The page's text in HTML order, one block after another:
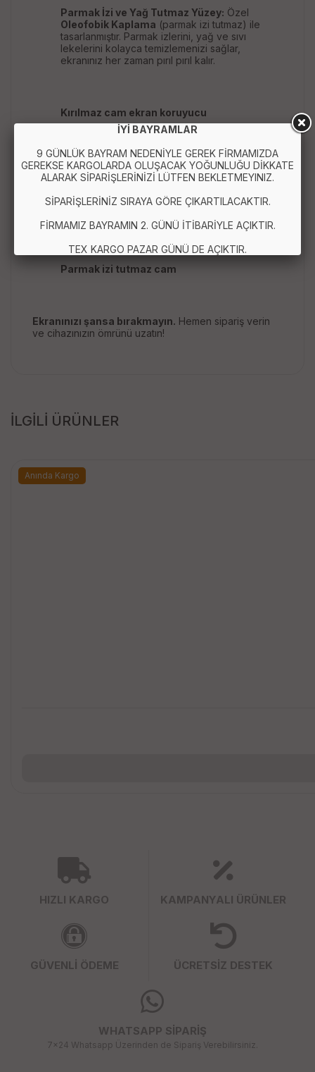
Parmak İzi ve Yağ Tutmaz Yüzey: Özel
Oleofobik Kaplama (parmak izi tutmaz) ile
tasarlanmıştır. Parmak izlerini, yağ ve sıvı
lekelerini kolayca temizlemenizi sağlar,
ekranınız her zaman pırıl pırıl kalır.
Kırılmaz cam ekran koruyucu
9H sertlik
HD Clear ekran koruyucu
Parmak izi tutmaz cam
Ekranınızı şansa bırakmayın. Hemen sipariş verin
ve cihazınızın ömrünü uzatın!
İLGİLİ ÜRÜNLER
Anında Kargo
HIZLI KARGO KAMPANYALI ÜRÜNLER
GÜVENLİ ÖDEME ÜCRETSİZ DESTEK
WHATSAPP SİPARİŞ
7x24 Whatsapp Üzerinden de Sipariş Verebilirsiniz.
İYİ BAYRAMLAR
9 GÜNLÜK BAYRAM NEDENİYLE GEREK FİRMAMIZDA
GEREKSE KARGOLARDA OLUŞACAK YOĞUNLUĞU DİKKATE
ALARAK SİPARİŞLERİNİZİ LÜTFEN BEKLETMEYINIZ.
SİPARİŞLERİNİZ SIRAYA GÖRE ÇIKARTILACAKTIR.
FİRMAMIZ BAYRAMIN 2. GÜNÜ İTİBARİYLE AÇIKTIR.
TEX KARGO PAZAR GÜNÜ DE AÇIKTIR.